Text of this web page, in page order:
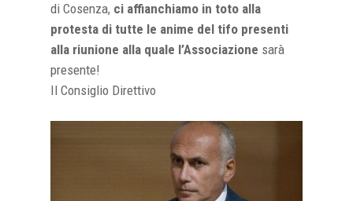
di Cosenza, ci affianchiamo in toto alla
protesta di tutte le anime del tifo presenti
alla riunione alla quale l’Associazione sarà
presente!
Il Consiglio Direttivo